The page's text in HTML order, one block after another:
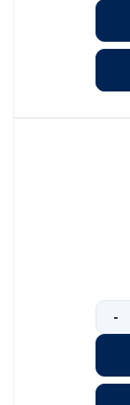
-